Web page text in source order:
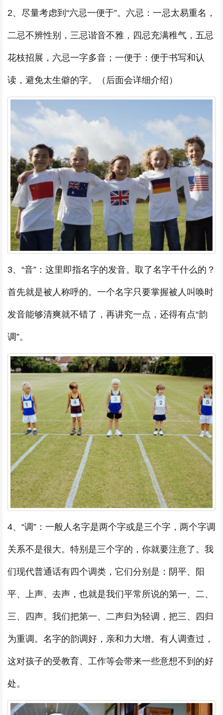
2、尽量考虑到“六忌一便于”。六忌：一忌太易重名，
二忌不辨性别，三忌谐音不雅，四忌充满稚气，五忌
花枝招展，六忌一字多音；一便于：便于书写和认
读，避免太生僻的字。（后面会详细介绍）
3、“音”：这里即指名字的发音。取了名字干什么的？
首先就是被人称呼的。一个名字只要掌握被人叫唤时
发音能够清爽就不错了，再讲究一点，还得有点“韵
调”。
4、“调”：一般人名字是两个字或是三个字，两个字调
关系不是很大。特别是三个字的，你就要注意了。我
们现代普通话有四个调类，它们分别是：阴平、阳
平、上声、去声，也就是我们平常所说的第一、二、
三、四声。我们把第一、二声归为轻调，把三、四归
为重调。名字的韵调好，亲和力大增。有人调查过，
这对孩子的受教育、工作等会带来一些意想不到的好
处。